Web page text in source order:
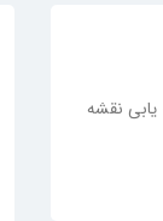
نقشه